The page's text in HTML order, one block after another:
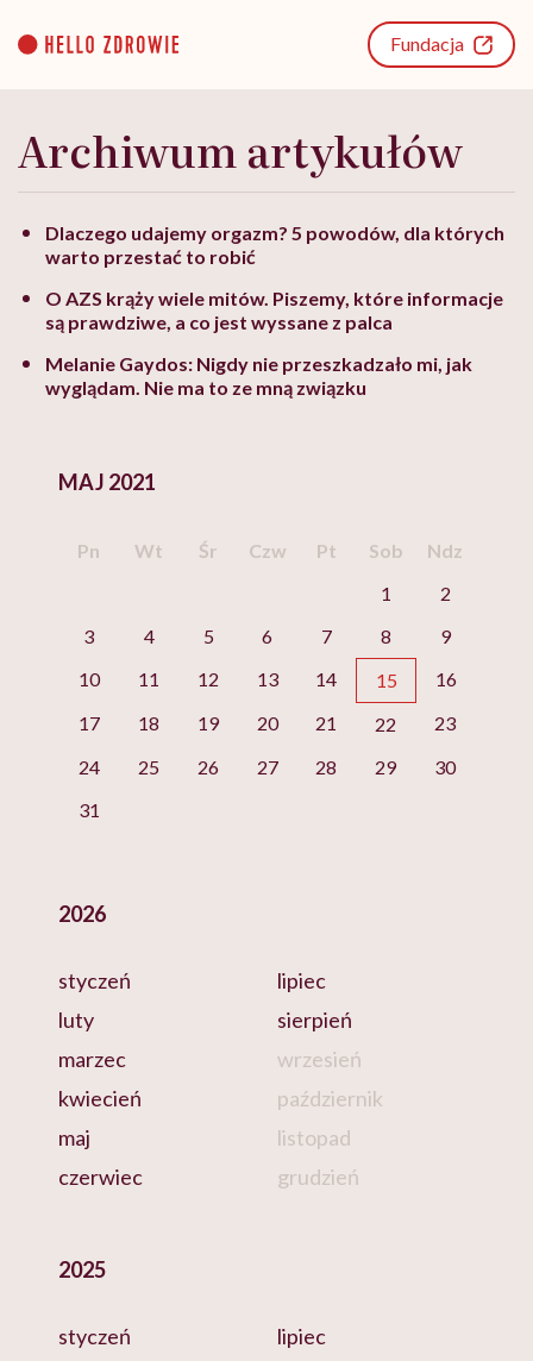
content
Fundacja
Archiwum artykułów
Dlaczego udajemy orgazm? 5 powodów, dla których
warto przestać to robić
O AZS krąży wiele mitów. Piszemy, które informacje
są prawdziwe, a co jest wyssane z palca
Melanie Gaydos: Nigdy nie przeszkadzało mi, jak
wyglądam. Nie ma to ze mną związku
MAJ 2021
Pn Wt Śr Czw Pt Sob
Ndz
1
2
3
4 5 6 7 8
9
10
11 12 13 14 15
16
17
18 19 20 21 22
23
24
25 26 27 28 29
30
31
2026
styczeń
luty
marzec
kwiecień
maj
czerwiec
lipiec
sierpień
wrzesień
październik
listopad
grudzień
2025
styczeń
lipiec